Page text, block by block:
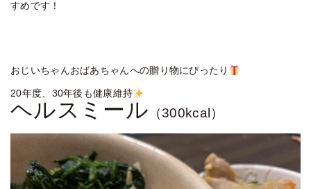
すめです！
おじいちゃんおばあちゃんへの贈り物にぴったり
20年度、30年後も健康維持
ヘルスミール （300kcal）